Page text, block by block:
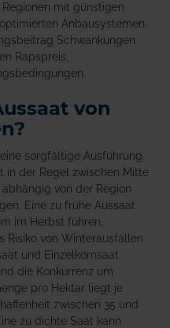
mit günstigen
Anbausystemen.
Schwankungen
Rapspreis,
von
sorgfältige Ausführung.
in der Regel zwischen Mitte
von der Region
Eine zu frühe Aussaat
im Herbst führen,
Risiko von Winterausfällen
und Einzelkornsaat
die Konkurrenz um
pro Hektar liegt je
zwischen 35 und
zu dichte Saat kann